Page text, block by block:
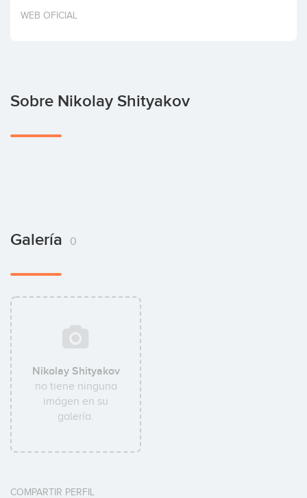
Invertir
WEB OFICIAL
Sobre Nikolay Shityakov
Galería 0
Nikolay Shityakov
no tiene ninguna
imágen en su
galería.
COMPARTIR PERFIL